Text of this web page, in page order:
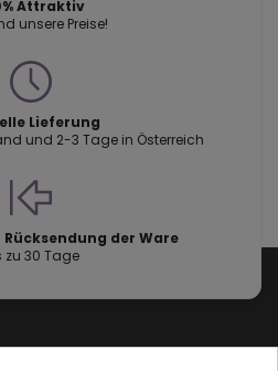
Attraktiv
unsere Preise!
Lieferung
und 2-3 Tage in Österreich
der Ware
zu 30 Tage